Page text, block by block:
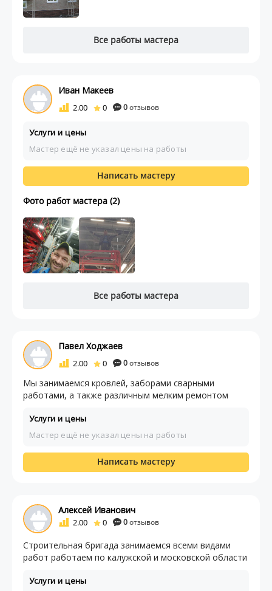
Все работы мастера
Иван Макеев
2.00 0 0отзывов
Услуги и цены
Мастер ещё не указал цены на работы
Написать мастеру
Фото работ мастера (2)
Все работы мастера
Павел Ходжаев
2.00 0 0отзывов
Мы занимаемся кровлей, заборами сварными
работами, а также различным мелким ремонтом
Услуги и цены
Мастер ещё не указал цены на работы
Написать мастеру
Алексей Иванович
2.00 0 0отзывов
Строительная бригада занимаемся всеми видами
работ работаем по калужской и московской области
Услуги и цены